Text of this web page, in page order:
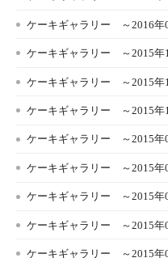
ケーキギャラリー ～2016年
ケーキギャラリー ～2015年
ケーキギャラリー ～2015年
ケーキギャラリー ～2015年
ケーキギャラリー ～2015年
ケーキギャラリー ～2015年
ケーキギャラリー ～2015年
ケーキギャラリー ～2015年
ケーキギャラリー ～2015年